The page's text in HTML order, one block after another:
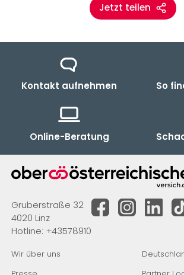
Jetzt teilen
Kontakt aufnehmen So
Online-Beratung
Gruberstraße 32
4020 Linz
Hotline: +43578910
Wir über uns